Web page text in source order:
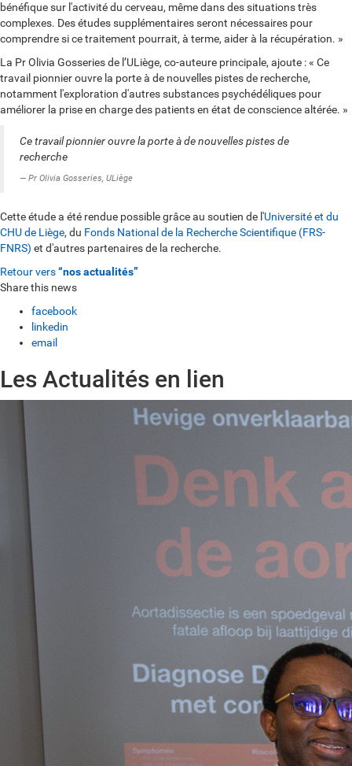
bénéfique sur l'activité du cerveau, même dans des situations très
complexes. Des études supplémentaires seront nécessaires pour
comprendre si ce traitement pourrait, à terme, aider à la récupération. »
La Pr Olivia Gosseries de l’ULiège, co-auteure principale, ajoute : « Ce
travail pionnier ouvre la porte à de nouvelles pistes de recherche,
notamment l'exploration d'autres substances psychédéliques pour
améliorer la prise en charge des patients en état de conscience altérée. »
Ce travail pionnier ouvre la porte à de nouvelles pistes de
recherche
Pr Olivia Gosseries, ULiège
Cette étude a été rendue possible grâce au soutien de l'Université et du
CHU de Liège, du Fonds National de la Recherche Scientifique (FRS-
FNRS) et d'autres partenaires de la recherche.
Retour vers“nos actualités”
Share this news
facebook
linkedin
email
Les Actualités en lien